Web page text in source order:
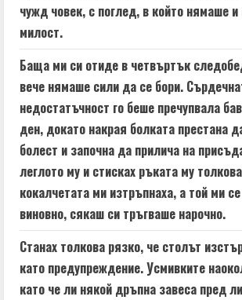
чужд човек, с поглед, в който нямаше
милост.
Баща ми си отиде в четвъртък
вече нямаше сили да се бори.
недостатъчност го беше пречупвала
ден, докато накрая болката престана
болест и започна да прилича на
леглото му и стисках ръката му
кокалчетата ми изтръпнаха, а той ми
виновно, сякаш си тръгваше нарочно.
Станах толкова рязко, че столът
като предупреждение. Усмивките
като че ли някой дръпна завеса пред